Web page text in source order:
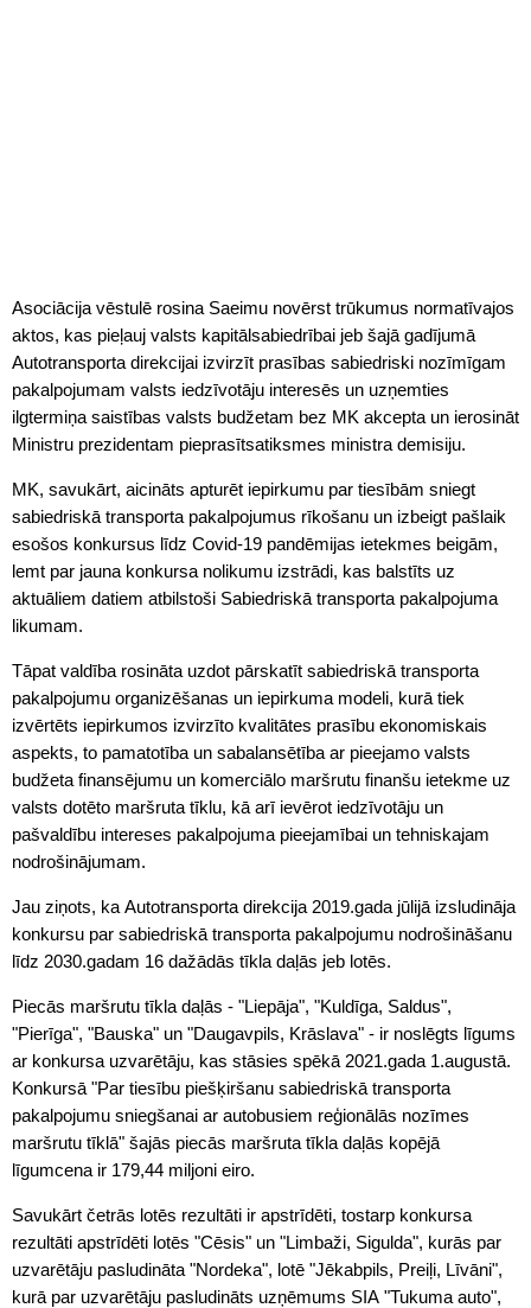
Asociācija vēstulē rosina Saeimu novērst trūkumus normatīvajos
aktos, kas pieļauj valsts kapitālsabiedrībai jeb šajā gadījumā
Autotransporta direkcijai izvirzīt prasības sabiedriski nozīmīgam
pakalpojumam valsts iedzīvotāju interesēs un uzņemties
ilgtermiņa saistības valsts budžetam bez MK akcepta un ierosināt
Ministru prezidentam pieprasītsatiksmes ministra demisiju.
MK, savukārt, aicināts apturēt iepirkumu par tiesībām sniegt
sabiedriskā transporta pakalpojumus rīkošanu un izbeigt pašlaik
esošos konkursus līdz Covid-19 pandēmijas ietekmes beigām,
lemt par jauna konkursa nolikumu izstrādi, kas balstīts uz
aktuāliem datiem atbilstoši Sabiedriskā transporta pakalpojuma
likumam.
Tāpat valdība rosināta uzdot pārskatīt sabiedriskā transporta
pakalpojumu organizēšanas un iepirkuma modeli, kurā tiek
izvērtēts iepirkumos izvirzīto kvalitātes prasību ekonomiskais
aspekts, to pamatotība un sabalansētība ar pieejamo valsts
budžeta finansējumu un komerciālo maršrutu finanšu ietekme uz
valsts dotēto maršruta tīklu, kā arī ievērot iedzīvotāju un
pašvaldību intereses pakalpojuma pieejamībai un tehniskajam
nodrošinājumam.
Jau ziņots, ka Autotransporta direkcija 2019.gada jūlijā izsludināja
konkursu par sabiedriskā transporta pakalpojumu nodrošināšanu
līdz 2030.gadam 16 dažādās tīkla daļās jeb lotēs.
Piecās maršrutu tīkla daļās - "Liepāja", "Kuldīga, Saldus",
"Pierīga", "Bauska" un "Daugavpils, Krāslava" - ir noslēgts līgums
ar konkursa uzvarētāju, kas stāsies spēkā 2021.gada 1.augustā.
Konkursā "Par tiesību piešķiršanu sabiedriskā transporta
pakalpojumu sniegšanai ar autobusiem reģionālās nozīmes
maršrutu tīklā" šajās piecās maršruta tīkla daļās kopējā
līgumcena ir 179,44 miljoni eiro.
Savukārt četrās lotēs rezultāti ir apstrīdēti, tostarp konkursa
rezultāti apstrīdēti lotēs "Cēsis" un "Limbaži, Sigulda", kurās par
uzvarētāju pasludināta "Nordeka", lotē "Jēkabpils, Preiļi, Līvāni",
kurā par uzvarētāju pasludināts uzņēmums SIA "Tukuma auto",